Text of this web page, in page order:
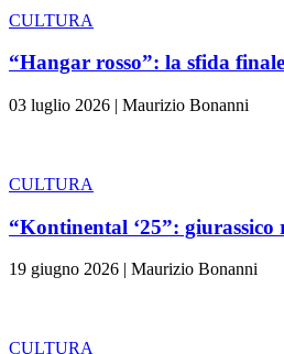
CULTURA
“Hangar rosso”: la sfida finale
03 luglio 2026 | Maurizio Bonanni
CULTURA
“Kontinental ‘25”: giurassico
19 giugno 2026 Maurizio Bonanni
CULTURA